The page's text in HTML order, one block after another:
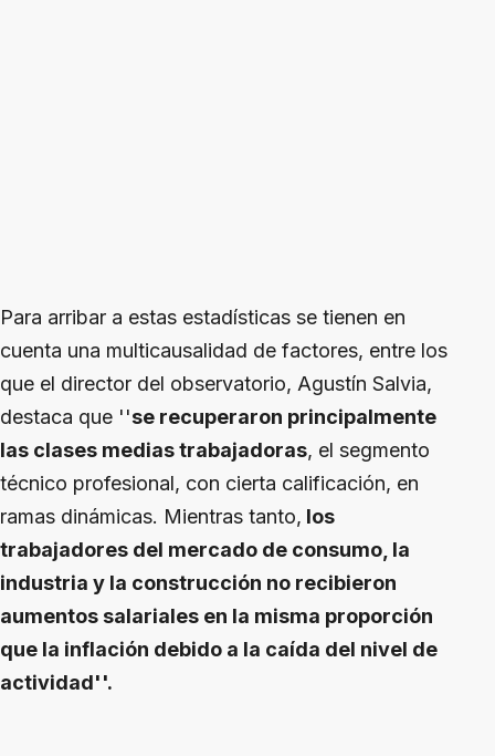
Para arribar a estas estadísticas se tienen en
cuenta una multicausalidad de factores, entre los
que el director del observatorio, Agustín Salvia,
destaca que ''se recuperaron principalmente
las clases medias trabajadoras, el segmento
técnico profesional, con cierta calificación, en
ramas dinámicas. Mientras tanto, los
trabajadores del mercado de consumo, la
industria y la construcción no recibieron
aumentos salariales en la misma proporción
que la inflación debido a la caída del nivel de
actividad''.